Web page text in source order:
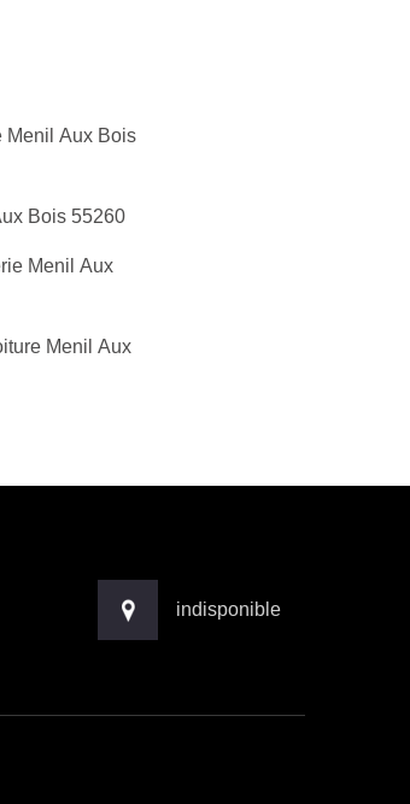
Menil Aux Bois
Bois 55260
Menil Aux
Menil Aux
indisponible